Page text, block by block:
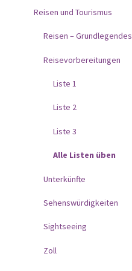
Reisen und Tourismus
Reisen – Grundlegendes
Reisevorbereitungen
Liste 1
Liste 2
Liste 3
Alle Listen üben
Unterkünfte
Sehenswürdigkeiten
Sightseeing
Zoll